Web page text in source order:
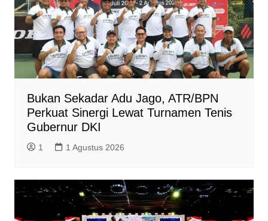
Bukan Sekadar Adu Jago, ATR/BPN
Perkuat Sinergi Lewat Turnamen Tenis
Gubernur DKI
1 1 Agustus 2026